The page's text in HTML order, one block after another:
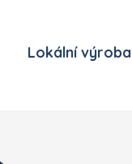
Lokální výroba